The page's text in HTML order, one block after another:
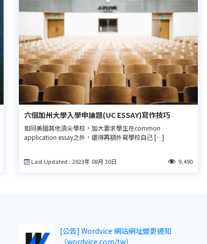
六個加州大學入學申論題(UC ESSAY)寫作技巧
如同美國其他頂尖學校，加大要求學生在common
application essay之外，還得再額外寫學校自己 […]
Last Updated : 2023年 08月 30日 9,490
[公告] Wordvice 網站網址變更通知
（wordvice.com/tw）